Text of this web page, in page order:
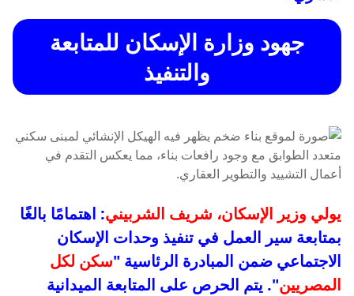
جهود وزارة الإسكان للمتابعة
والتنفيذ
يولي وزير الإسكان، شريف الشربيني: اهتمامًا بالغًا
بمتابعة سير العمل في تنفيذ وحدات الإسكان
الاجتماعي ضمن المبادرة الرئاسية "سكن لكل
المصريين". يتم الحرص على المتابعة الميدانية